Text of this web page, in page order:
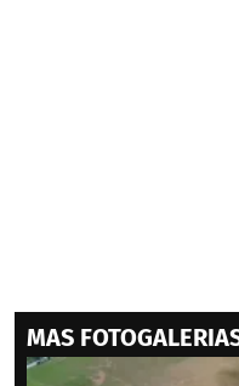
MAS